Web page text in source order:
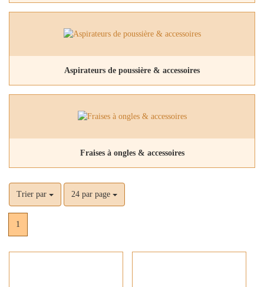
Aspirateurs de poussière & accessoires
Fraises à ongles & accessoires
Trier par 24 par page
1